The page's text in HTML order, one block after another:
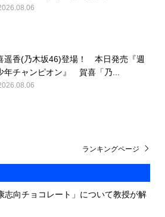
遥香(乃木坂46)登場！ 本日発売『週
年チャンピオン』 賀喜「乃...
志向チョコレート」について教授が解
ランキングページ